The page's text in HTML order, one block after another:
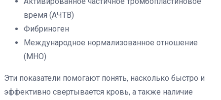
время (АЧТВ)
Фибриноген
Международное нормализованное отношение
(МНО)
Эти показатели помогают понять, насколько быстро и
эффективно свертывается кровь, а также наличие